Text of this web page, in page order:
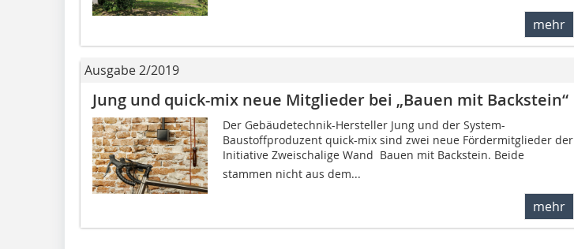
mehr
Ausgabe 2/2019
Jung und quick-mix neue Mitglieder bei „Bauen mit Backstein“
Der Gebäudetechnik-Hersteller Jung und der System-
Baustoffproduzent quick-mix sind zwei neue Fördermitglieder der
Initiative Zweischalige Wand  Bauen mit Backstein. Beide
stammen nicht aus dem...
mehr